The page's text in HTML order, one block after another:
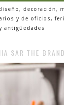
decoración,
y de oficios,
antigüedades
SAR THE BRAND